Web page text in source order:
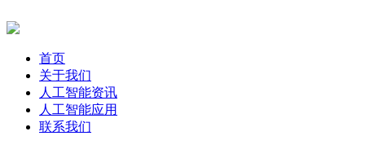
首页
关于我们
人工智能资讯
人工智能应用
联系我们